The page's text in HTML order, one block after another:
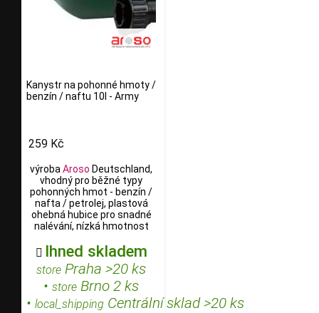
Kanystr na pohonné hmoty /
benzín / naftu 10l - Army
259 Kč
výroba Aroso Deutschland,
vhodný pro běžné typy
pohonných hmot - benzín /
nafta / petrolej, plastová
ohebná hubice pro snadné
nalévání, nízká hmotnost
 Ihned skladem
store Praha >20 ks
• store Brno 2 ks
• local_shipping Centrální sklad >20 ks